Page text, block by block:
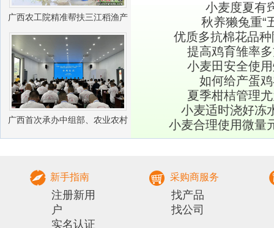
广西农工院精准帮扶三江稻渔产
业振兴
广西首次承办中组部、农业农村
部农村实用人才 带头人培训兽医
小麦度夏有
秋养獭兔重“
优质多抗棉花品
提高鸡育雏率
小麦田安全使
如何给产蛋
夏季柑桔管理
小麦适时浇好冻
小麦合理使用微量
新手指南
注册新用
户
实名认证
采购商服务
找产品
找公司